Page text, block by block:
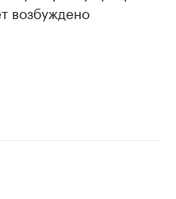
возбуждено